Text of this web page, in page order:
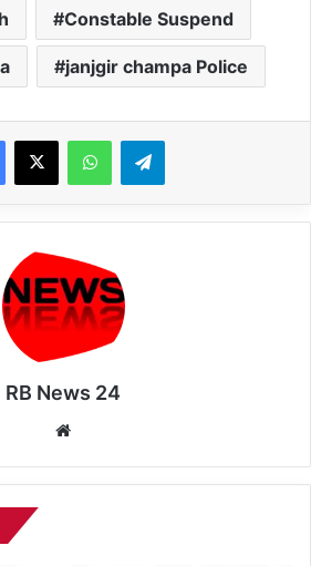
Constable Suspend
janjgir champa Police
WhatsAppTelegram
RB News 24